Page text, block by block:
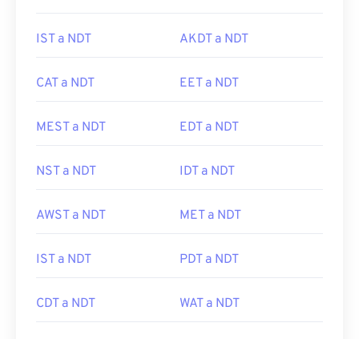
IST a NDT AKDT a NDT
CAT a NDT EET a NDT
MEST a NDT EDT a NDT
NST a NDT IDT a NDT
AWST a NDT MET a NDT
IST a NDT PDT a NDT
CDT a NDT WAT a NDT